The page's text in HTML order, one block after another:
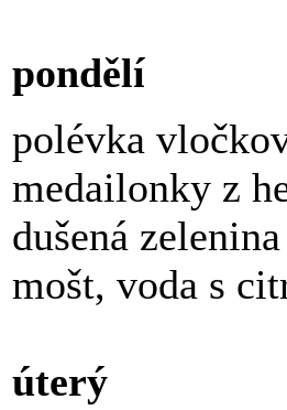
pondělí
polévka
medailonky z
dušená
mošt, voda s
úterý